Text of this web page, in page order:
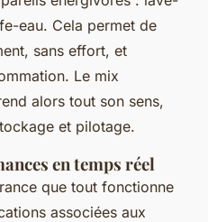
eau. Cela permet de
sans effort, et
Le mix
alors tout son sens,
et pilotage.
en temps réel
que tout fonctionne
associées aux